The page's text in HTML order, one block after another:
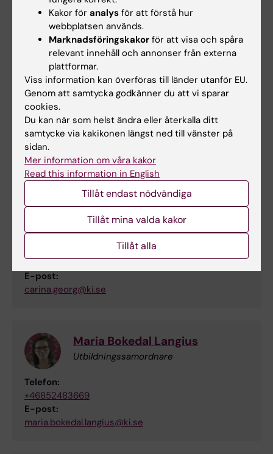
Kursansvarig och examinator
Linda Gellerstedt
Kursansvarig
Telefon:
+46852483809
E-post:
linda.gellerstedt@ki.se
Carina Georg
Examinator
+46852483693
E-post:
carina.georg@ki.se
Maria Bokedal Langius
Utbildningssamordnare
Telefon:
+46852483669
E-post:
maria.bokedal.langius@ki.se
Kakor för analys för att förstå hur
webbplatsen används.
Marknadsföringskakor för att visa och spåra
relevant innehåll och annonser från externa
plattformar.
Viss information kan överföras till länder utanför EU.
Genom att samtycka godkänner du att vi sparar
cookies.
Du kan när som helst ändra eller återkalla ditt
samtycke via kakikonen längst ned till vänster på
sidan.
Mer information om våra kakor
Read this information in English
Tillåt endast nödvändiga
Tillåt mina valda kakor
Tillåt alla